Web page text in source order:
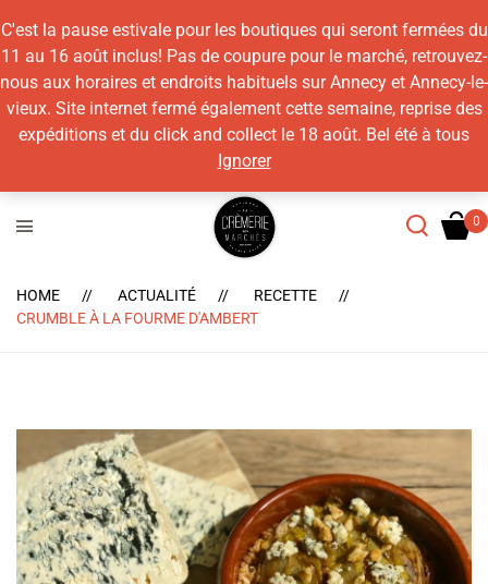
C'est la pause estivale pour les boutiques qui seront fermées du
11 au 16 août inclus! Pas de coupure pour le marché, retrouvez-
nous aux horaires et endroits habituels sur Annecy et Annecy-le-
vieux. Site internet fermé également cette semaine, reprise des
expéditions et du click and collect le 18 août. Bel été à tous
Ignorer
HOME ACTUALITÉ
RECETTE
CRUMBLE À LA FOURME D'AMBERT